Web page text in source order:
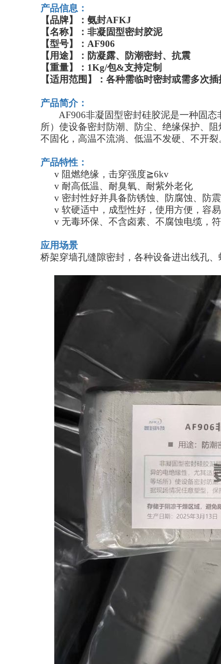
产品信息：
【品牌】： 氨封AFKJ
【名称】： 非凝固型密封胶泥
【型号】： AF906
【用途】：防凝露、防潮密封、抗震
【重量】： 1Kg/包&支持定制
【适用范围】：各种需临时密封或需多次
产品简介：
AF906非凝固型密封硅胶泥是一种固
所）使设备密封防潮、防尘、绝缘保护、
不固化 ， 高温不流淌、低温不发硬、不开裂
产品特性：
v 阻燃绝缘，击穿强度≧6kv
v 耐高低温、耐臭氧、耐紫外老化
v 密封性好并具备防锈蚀、防腐蚀、防
v 软硬适中，成型性好，使用方便，容
v 无毒环保、不含卤素、不腐蚀电缆，
应用场景
桥架穿墙孔缝隙密封， 各种设备进出线孔